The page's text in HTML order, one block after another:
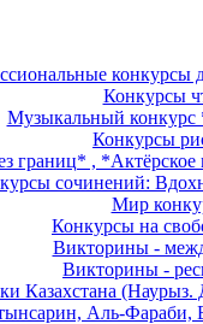
конкурсы
Конкурсы
Музыкальный конкурс
Конкурсы
границ* , *Актёрское
сочинений:
Мир
Конкурсы на
Викторины -
Викторины -
Казахстана (Наурыз.
Аль-Фараби,